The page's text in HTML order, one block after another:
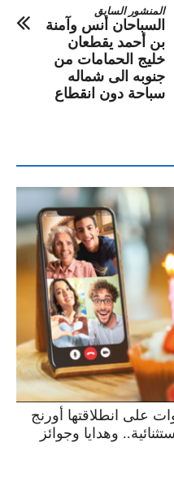
المنشور السابق
السباحان أنس وآمنة
بن أحمد يقطعان
خليج الحمامات من
جنوبه الى شماله
سباحة دون انقطاع
احتفالها بمرور 10 سنوات على انطلاقتها أورنج
وهدايا وجوائز